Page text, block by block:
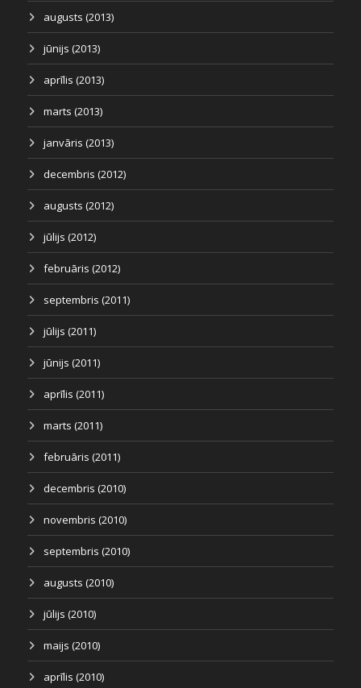
augusts (2013)
jūnijs (2013)
aprīlis (2013)
marts (2013)
janvāris (2013)
decembris (2012)
augusts (2012)
jūlijs (2012)
februāris (2012)
septembris (2011)
jūlijs (2011)
jūnijs (2011)
aprīlis (2011)
marts (2011)
februāris (2011)
decembris (2010)
novembris (2010)
septembris (2010)
augusts (2010)
jūlijs (2010)
maijs (2010)
aprīlis (2010)